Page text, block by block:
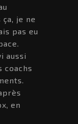
je ne
pas eu
aussi
coachs
en